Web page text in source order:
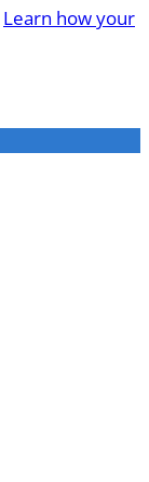
Learn how your